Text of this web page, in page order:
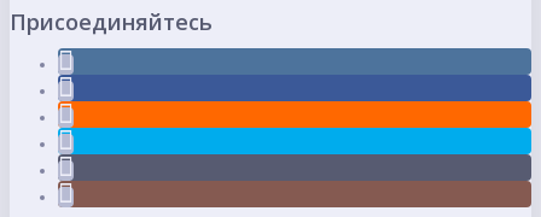
Присоединяйтесь